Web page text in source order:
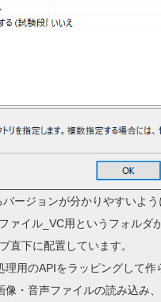
ージョンが分かりやすいよ
ァイル_VC用というフォルダ
直下に配置しています。
用のAPIをラッピングして
・音声ファイルの読み込み